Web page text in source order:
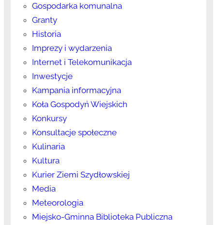
Gospodarka komunalna
Granty
Historia
Imprezy i wydarzenia
Internet i Telekomunikacja
Inwestycje
Kampania informacyjna
Koła Gospodyń Wiejskich
Konkursy
Konsultacje społeczne
Kulinaria
Kultura
Kurier Ziemi Szydłowskiej
Media
Meteorologia
Miejsko-Gminna Biblioteka Publiczna